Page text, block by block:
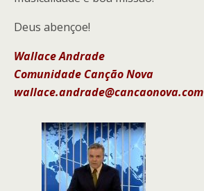
Deus abençoe!
Wallace Andrade
Comunidade Canção Nova
wallace.andrade@cancaonova.com